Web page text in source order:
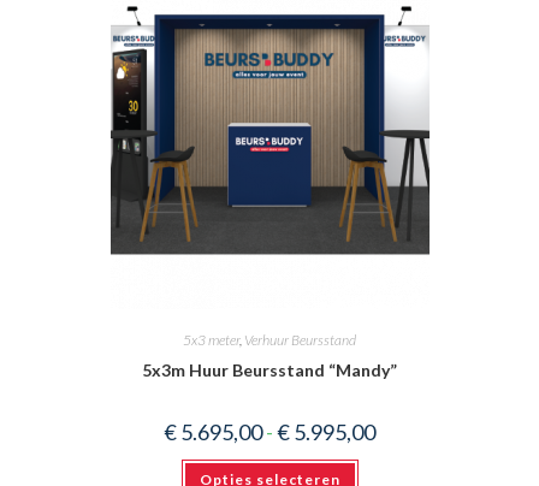
5x3 meter, Verhuur Beursstand
5x3m Huur Beursstand “Mandy”
€5.695,00-€5.995,00Prijsklasse:
€ 5.695,00
Opties selecteren